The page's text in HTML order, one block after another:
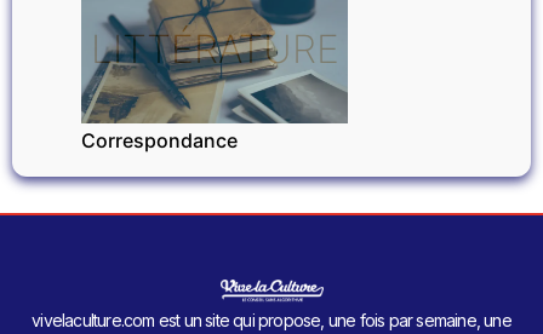
LITTÉRATURE
Correspondance
vivelaculture.com est un site qui propose, une fois par semaine, une